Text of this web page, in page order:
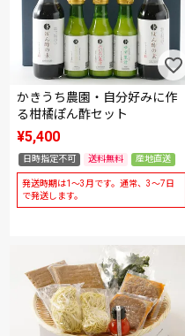
かきうち農園・自分好みに作
る柑橘ぽん酢セット
¥5,400
日時指定不可 送料無料 産地直送
発送時期は1～3月です。通常、3～7日
で発送します。